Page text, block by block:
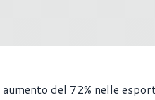
del 72% nelle